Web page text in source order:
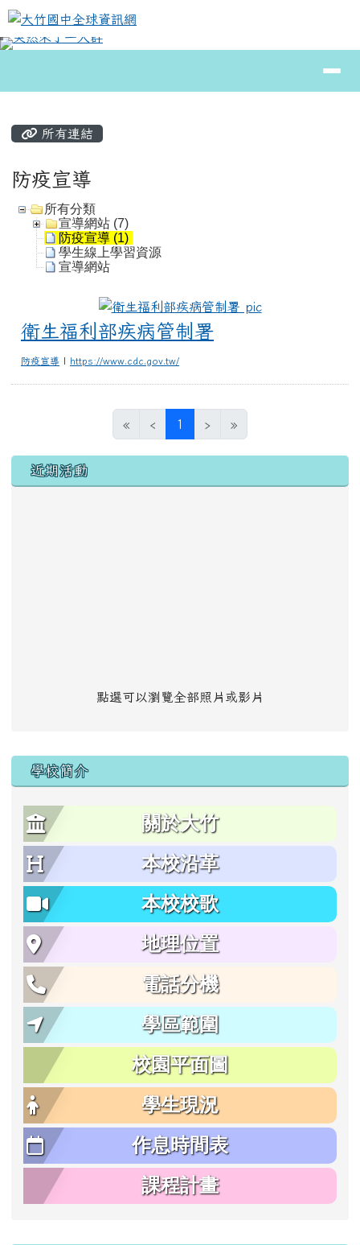
跳至主內容區
大竹國中全球資訊網
⏸
所有連結
防疫宣導
所有分類
宣導網站 (7)
防疫宣導 (1)
學生線上學習資源
宣導網站
衛生福利部疾病
衛生福利部疾病管制署
防疫宣導 | https://www.cdc.gov.tw/
« ‹ 1 (目前頁次)
› »
左邊區域內容
近期活動
點選可以瀏覽全部照片或影片
學校簡介
關於大竹
本校沿革
本校校歌
地理位置
電話分機
學區範圍
校園平面圖
學生現況
作息時間表
課程計畫